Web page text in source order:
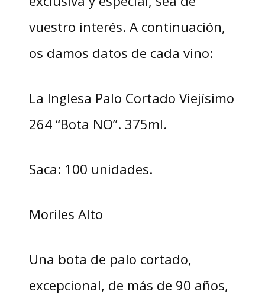
vuestro interés. A continuación,
os damos datos de cada vino:
La Inglesa Palo Cortado Viejísimo
264 “Bota NO”. 375ml.
Saca: 100 unidades.
Moriles Alto
Una bota de palo cortado,
excepcional, de más de 90 años,